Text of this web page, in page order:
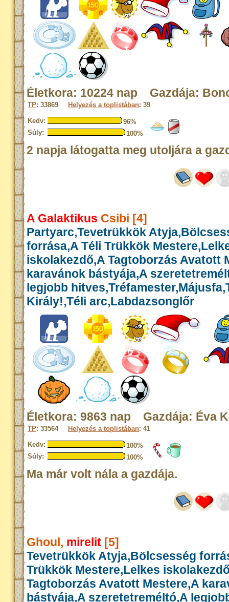
Életkora: 10224 nap Gazdája:
TP: 33869 Helyezés a toplistában: 39
Kedv:
96%
Súly:
100%
2 napja látogatta meg utoljára a
A Galaktikus Csibi [4]
Partyarc,Tevetrükkök
forrása,A Téli Trükkök
iskolakezdő,A Tagtoborzás Avatott
karavánok bástyája,A
legjobb
Király!,Téli arc,Labdazsonglőr
Életkora: 9863 nap Gazdája: Éva
TP: 33564 Helyezés a toplistában: 41
Kedv:
100%
Súly:
100%
Ma már volt nála a gazdája.
Ghoul, mirelit [5]
Tevetrükkök Atyja,Bölcsesség
Trükkök Mestere,Lelkes
Tagtoborzás Avatott Mestere,A
bástyája,A szeretetreméltó,A